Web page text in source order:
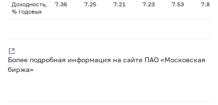
Доходность,
% годовых
7.36 7.25 7.21 7.23 7.53 7.85
Более подробная информация на сайте ПАО «Московская
биржа»